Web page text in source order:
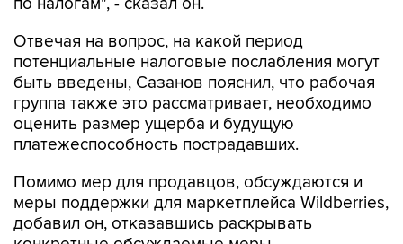
Этот вопрос обсуждается в правительстве,
заявили в Минфине